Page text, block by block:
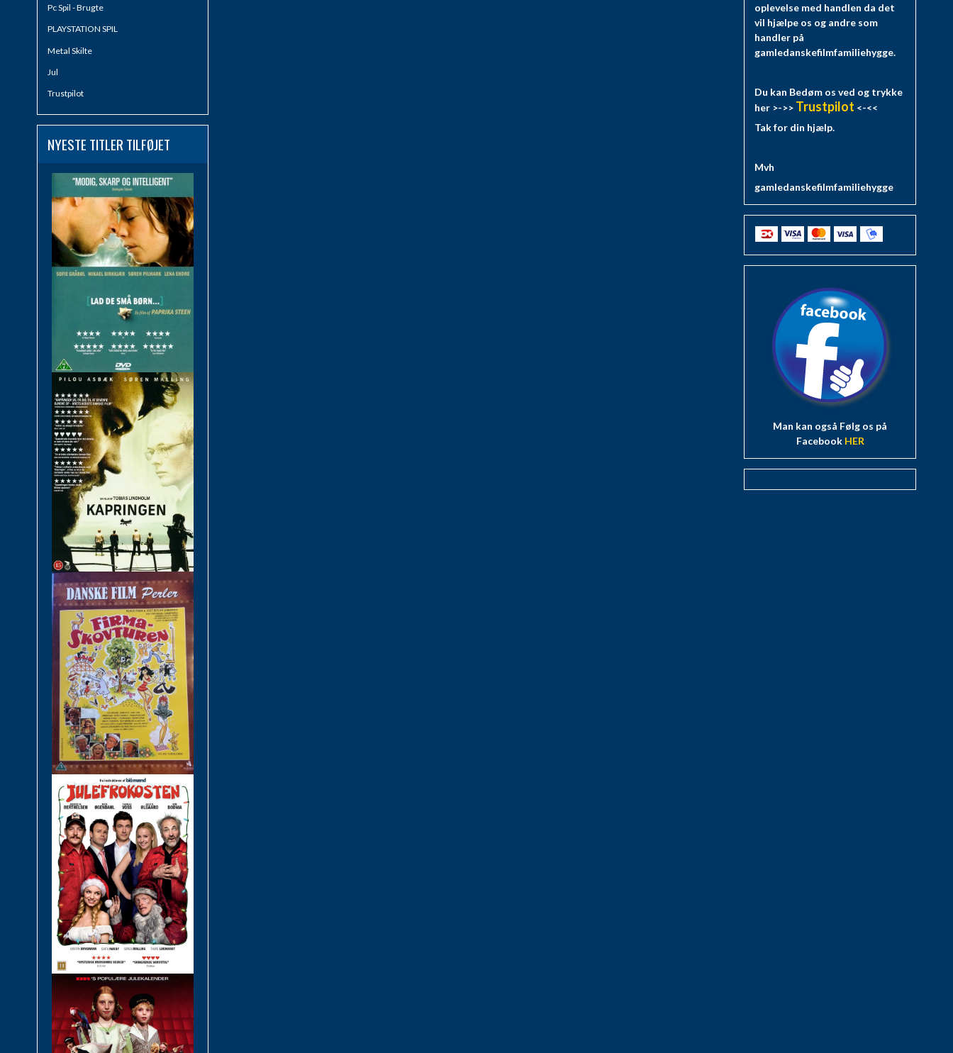
Pc Spil - Brugte
PLAYSTATION SPIL
Metal Skilte
Jul
Trustpilot
NYESTE TITLER TILFØJET
oplevelse med handlen da det
vil hjælpe os og andre som
handler på
gamledanskefilmfamiliehygge.
Du kan Bedøm os ved og trykke
her >->> Trustpilot <-<<
Tak for din hjælp.
Mvh
gamledanskefilmfamiliehygge
Man kan også Følg os på
Facebook HER